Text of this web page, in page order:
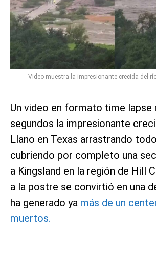
Video muestra la impresionante crecida del
Un video en formato time lapse
segundos la impresionante
Llano en Texas arrastrando
cubriendo por completo una
a Kingsland en la región de Hill
a la postre se convirtió en una
ha generado ya más de un
muertos.